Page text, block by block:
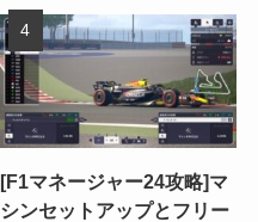
[F1マネージャー24攻略]マ
シンセットアップとフリー